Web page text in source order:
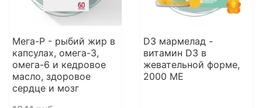
Мега-Р - рыбий жир в
капсулах, омега-3,
омега-6 и кедровое
масло, здоровое
сердце и мозг
D3 мармелад -
витамин D3 в
жевательной форме,
2000 МЕ